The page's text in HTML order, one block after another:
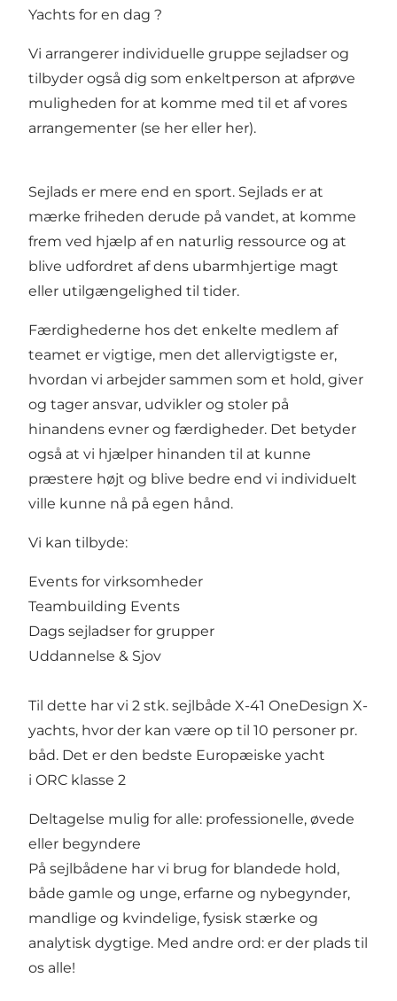
Yachts for en dag ?
Vi arrangerer individuelle gruppe sejladser og
tilbyder også dig som enkeltperson at afprøve
muligheden for at komme med til et af vores
arrangementer (se her eller her).
Sejlads er mere end en sport. Sejlads er at
mærke friheden derude på vandet, at komme
frem ved hjælp af en naturlig ressource og at
blive udfordret af dens ubarmhjertige magt
eller utilgængelighed til tider.
Færdighederne hos det enkelte medlem af
teamet er vigtige, men det allervigtigste er,
hvordan vi arbejder sammen som et hold, giver
og tager ansvar, udvikler og stoler på
hinandens evner og færdigheder. Det betyder
også at vi hjælper hinanden til at kunne
præstere højt og blive bedre end vi individuelt
ville kunne nå på egen hånd.
Vi kan tilbyde:
Events for virksomheder
Teambuilding Events
Dags sejladser for grupper
Uddannelse & Sjov
Til dette har vi 2 stk. sejlbåde X-41 OneDesign X-
yachts, hvor der kan være op til 10 personer pr.
båd. Det er den bedste Europæiske yacht
i ORC klasse 2
Deltagelse mulig for alle: professionelle, øvede
eller begyndere
På sejlbådene har vi brug for blandede hold,
både gamle og unge, erfarne og nybegynder,
mandlige og kvindelige, fysisk stærke og
analytisk dygtige. Med andre ord: er der plads til
os alle!